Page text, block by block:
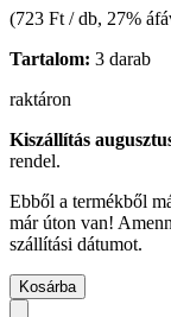
(723 Ft / db, 27%
Tartalom: 3 darab
raktáron
Kiszállítás
rendel.
Ebből a termékből
már úton van!
szállítási dátumot.
Kosárba